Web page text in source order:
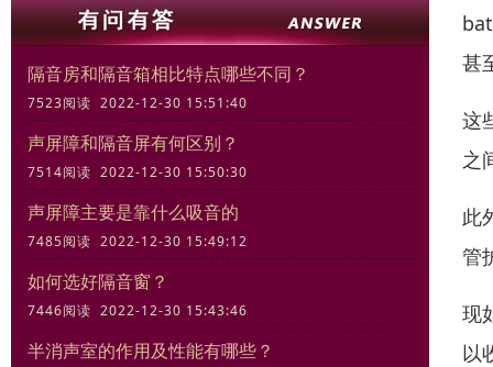
隔音房和隔音箱相比特点哪些不同？
7523阅读 2022-12-30 15:51:40
声屏障和隔音屏有何区别？
7514阅读 2022-12-30 15:50:30
声屏障主要是靠什么吸音的
7485阅读 2022-12-30 15:49:12
如何选好隔音窗？
7446阅读 2022-12-30 15:43:46
半消声室的作用及性能有哪些？
甚
这
之
此
管
现
以